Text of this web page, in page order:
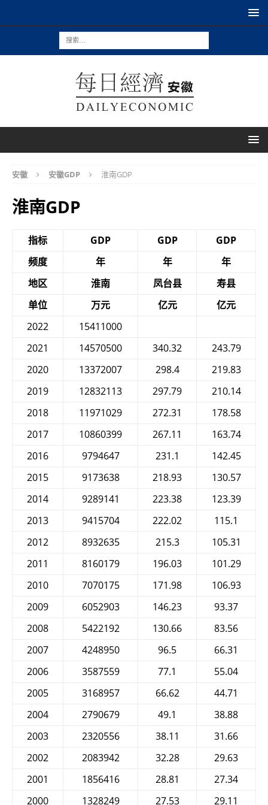
安徽 安徽GDP 淮南GDP
淮南GDP
指标 GDP GDP
GDP
频度
年 年
年
地区
淮南 凤台县
寿县
单位
万元 亿元
亿元
2022
15411000
2021
14570500 340.32
243.79
2020
13372007 298.4
219.83
2019
12832113 297.79
210.14
2018
11971029 272.31
178.58
2017
10860399 267.11
163.74
2016
9794647 231.1
142.45
2015
9173638 218.93
130.57
2014
9289141 223.38
123.39
2013
9415704 222.02
115.1
2012
8932635 215.3
105.31
2011
8160179 196.03
101.29
2010
7070175 171.98
106.93
2009
6052903 146.23
93.37
2008
5422192 130.66
83.56
2007
4248950 96.5
66.31
2006
3587559 77.1
55.04
2005
3168957 66.62
44.71
2004
2790679 49.1
38.88
2003
2320556 38.11
31.66
2002
2083942 32.28
29.63
2001
1856416 28.81
27.34
2000
1328249 27.53 29.11